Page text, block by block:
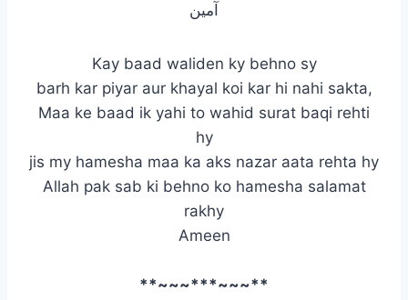
آمین
Kay baad waliden ky behno sy
barh kar piyar aur khayal koi kar hi nahi sakta,
Maa ke baad ik yahi to wahid surat baqi rehti
hy
jis my hamesha maa ka aks nazar aata rehta hy
Allah pak sab ki behno ko hamesha salamat
rakhy
Ameen
**~~~***~~~**